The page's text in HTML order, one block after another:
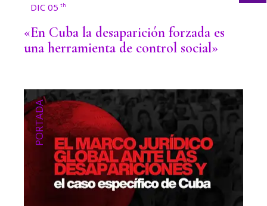
DIC 05 th
«En Cuba la desaparición forzada es
una herramienta de control social»
PORTADA